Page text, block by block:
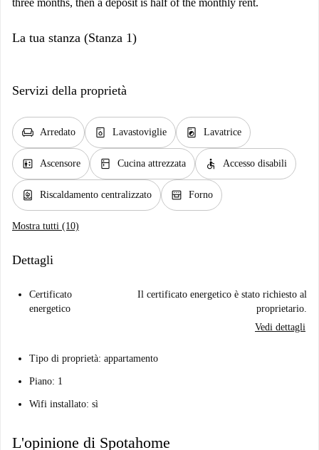
three months, then a deposit is half of the monthly rent.
La tua stanza (Stanza 1)
Servizi della proprietà
chair Arredato dishwasher_gen Lavastoviglie local_laundry_service Lavatrice
elevator Ascensore kitchen Cucina attrezzata accessible Accesso disabili
water_heater Riscaldamento centralizzato oven_gen Forno
Mostra tutti (10)
Dettagli
Certificato
energetico
Il certificato energetico è stato richiesto al
proprietario.
Vedi dettagli
Tipo di proprietà: appartamento
Piano: 1
Wifi installato: sì
L'opinione di Spotahome